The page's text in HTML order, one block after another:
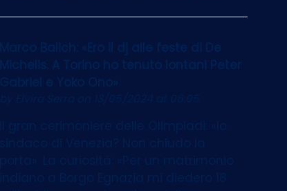
Marco Balich: «Ero il dj alle feste di De
Michelis. A Torino ho tenuto lontani Peter
Gabriel e Yoko Ono»
by Elvira Serra on 13/05/2024 at 06:05
Il gran cerimoniere delle Olimpiadi: «Io
sindaco di Venezia? Non chiudo la
porta». La curiosità: «Per un matrimonio
indiano a Borgo Egnazia mi diedero 18